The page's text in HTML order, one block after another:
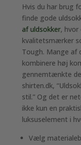
Hvis du har brug
finde gode
af uldsokker, hvor
kvalitetsmærker
Tough. Mange af
kombinere høj
gennemtænkte
shirten.dk,
stil.” Og det er
ikke kun en
luksuselement i
Vælg